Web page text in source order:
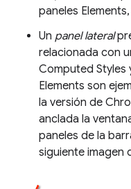
paneles
Un panel lateral
relacionada con
Computed Styles
Elements son
la versión de
anclada la
paneles de la
siguiente imagen